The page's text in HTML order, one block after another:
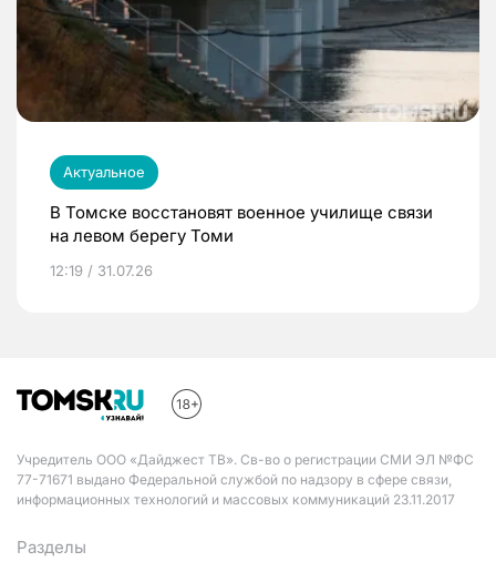
Актуальное
В Томске восстановят военное училище связи
на левом берегу Томи
12:19 / 31.07.26
Учредитель ООО «Дайджест ТВ». Св-во о регистрации СМИ ЭЛ №ФС
77-71671 выдано Федеральной службой по надзору в сфере связи,
информационных технологий и массовых коммуникаций 23.11.2017
Разделы